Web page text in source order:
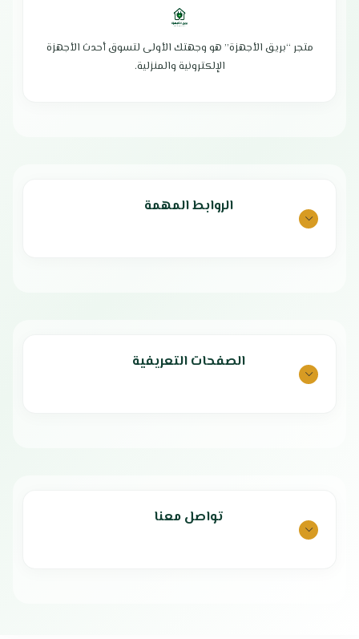
لضمان تغطية أوسع
مستوى الضوضاء: منخفض لتشغيل
أكثر راحة
يجعلة مناسبا للمساحات الكبيرة
فلتر لتنقية الهواء سهل التنظيف
التحكم في درجة الحرارة بسهولة تامة
متجر “بريق الأجهزة” هو وجهتك الأولى لتسوق أحدث الأجهزة
الإلكترونية والمنزلية.
الروابط المهمة
الصفحات التعريفية
تواصل معنا